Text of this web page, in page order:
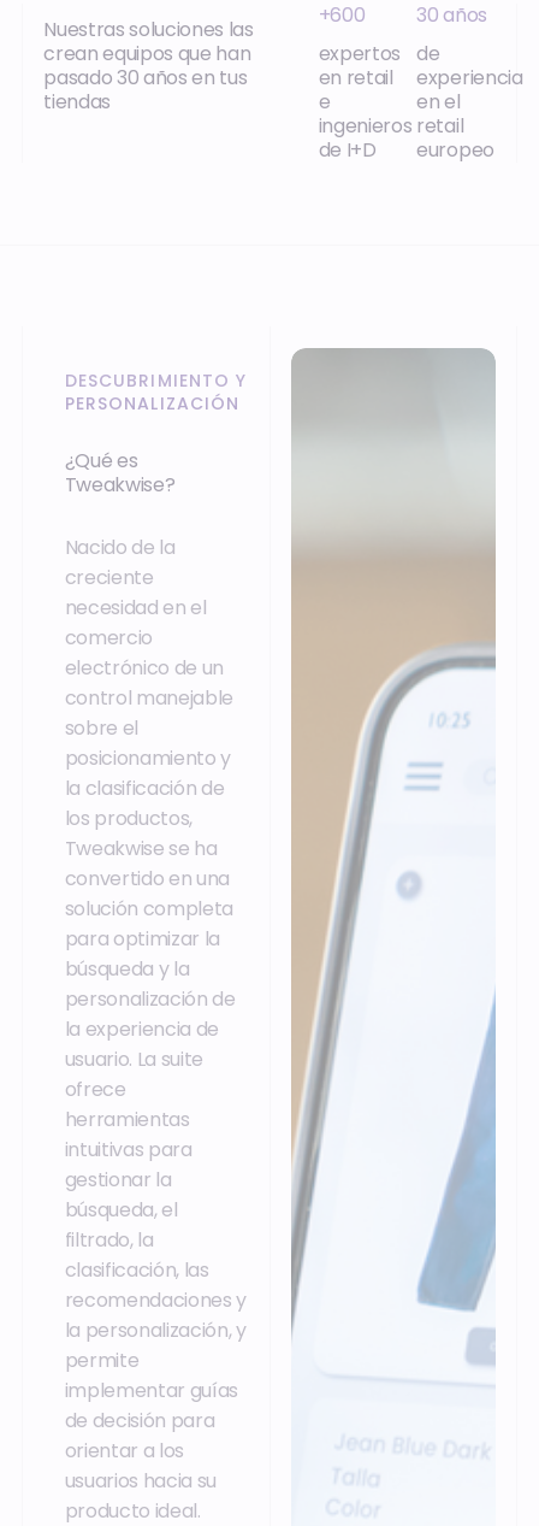
Nuestras soluciones las
crean equipos que han
pasado 30 años en tus
tiendas
+600
expertos
en retail
e
ingenieros
de I+D
30 años
de
experiencia
en el
retail
europeo
DESCUBRIMIENTO Y
PERSONALIZACIÓN
¿Qué es
Tweakwise?
Nacido de la
creciente
necesidad en el
comercio
electrónico de un
control manejable
sobre el
posicionamiento y
la clasificación de
los productos,
Tweakwise se ha
convertido en una
solución completa
para optimizar la
búsqueda y la
personalización de
la experiencia de
usuario. La suite
ofrece
herramientas
intuitivas para
gestionar la
búsqueda, el
filtrado, la
clasificación, las
recomendaciones y
la personalización, y
permite
implementar guías
de decisión para
orientar a los
usuarios hacia su
producto ideal.